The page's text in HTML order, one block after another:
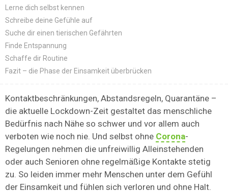
Lerne dich selbst kennen
Schreibe deine Gefühle auf
Suche dir einen tierischen Gefährten
Finde Entspannung
Schaffe dir Routine
Fazit – die Phase der Einsamkeit überbrücken
Kontaktbeschränkungen, Abstandsregeln, Quarantäne –
die aktuelle Lockdown-Zeit gestaltet das menschliche
Bedürfnis nach Nähe so schwer und vor allem auch
verboten wie noch nie. Und selbst ohne Corona-
Regelungen nehmen die unfreiwillig Alleinstehenden
oder auch Senioren ohne regelmäßige Kontakte stetig
zu. So leiden immer mehr Menschen unter dem Gefühl
der Einsamkeit und fühlen sich verloren und ohne Halt.